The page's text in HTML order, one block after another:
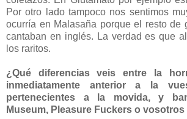
Por otro lado tampoco nos sentimos
ocurría en Malasaña porque el resto de
cantaban en inglés. La verdad es que
los raritos.
¿Qué diferencias veis entre la
inmediatamente anterior a la
pertenecientes a la movida, y
Museum, Pleasure Fuckers o